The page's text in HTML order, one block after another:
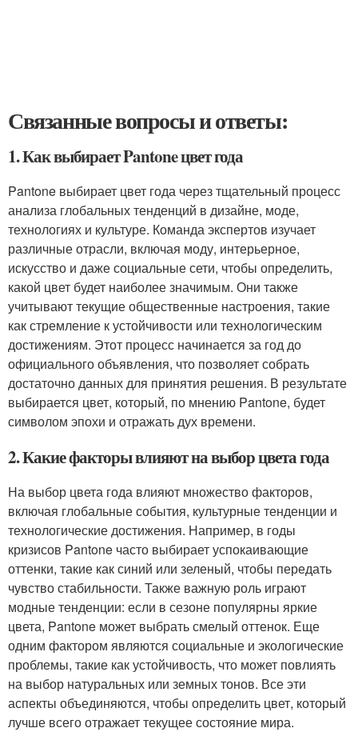
Связанные вопросы и ответы:
1. Как выбирает Pantone цвет года
Pantone выбирает цвет года через тщательный процесс
анализа глобальных тенденций в дизайне, моде,
технологиях и культуре. Команда экспертов изучает
различные отрасли, включая моду, интерьерное,
искусство и даже социальные сети, чтобы определить,
какой цвет будет наиболее значимым. Они также
учитывают текущие общественные настроения, такие
как стремление к устойчивости или технологическим
достижениям. Этот процесс начинается за год до
официального объявления, что позволяет собрать
достаточно данных для принятия решения. В результате
выбирается цвет, который, по мнению Pantone, будет
символом эпохи и отражать дух времени.
2. Какие факторы влияют на выбор цвета года
На выбор цвета года влияют множество факторов,
включая глобальные события, культурные тенденции и
технологические достижения. Например, в годы
кризисов Pantone часто выбирает успокаивающие
оттенки, такие как синий или зеленый, чтобы передать
чувство стабильности. Также важную роль играют
модные тенденции: если в сезоне популярны яркие
цвета, Pantone может выбрать смелый оттенок. Еще
одним фактором являются социальные и экологические
проблемы, такие как устойчивость, что может повлиять
на выбор натуральных или земных тонов. Все эти
аспекты объединяются, чтобы определить цвет, который
лучше всего отражает текущее состояние мира.